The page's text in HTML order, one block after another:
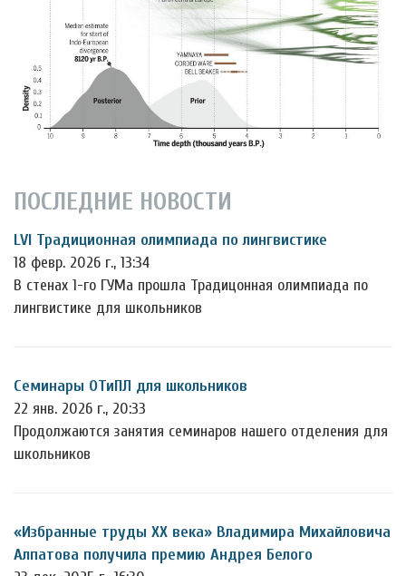
ПОСЛЕДНИЕ НОВОСТИ
LVI Традиционная олимпиада по лингвистике
18 февр. 2026 г., 13:34
В стенах 1-го ГУМа прошла Традицонная олимпиада по
лингвистике для школьников
Семинары ОТиПЛ для школьников
22 янв. 2026 г., 20:33
Продолжаются занятия семинаров нашего отделения для
школьников
«Избранные труды ХХ века» Владимира Михайловича
Алпатова получила премию Андрея Белого